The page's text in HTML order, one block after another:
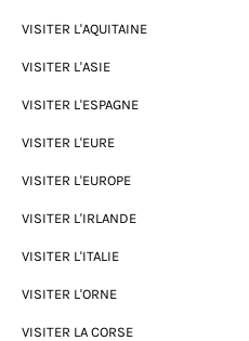
VISITER L'AQUITAINE
VISITER L'ASIE
VISITER L'ESPAGNE
VISITER L'EURE
VISITER L'EUROPE
VISITER L'IRLANDE
VISITER L'ITALIE
VISITER L'ORNE
VISITER LA CORSE